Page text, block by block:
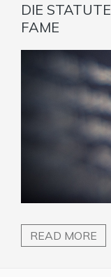
DIE
FAME
READ MORE